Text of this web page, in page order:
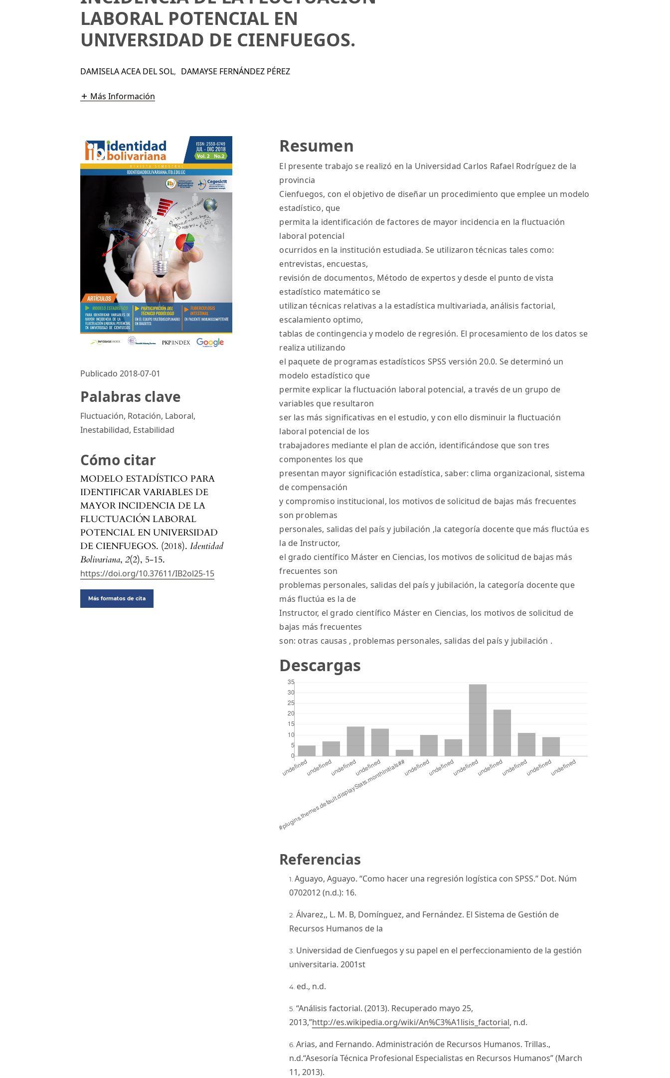
LABORAL POTENCIAL EN
UNIVERSIDAD DE CIENFUEGOS.
DAMISELA ACEA DEL SOL, DAMAYSE FERNÁNDEZ PÉREZ
Más Información
Publicado 2018-07-01
Palabras clave
Fluctuación, Rotación, Laboral,
Inestabilidad, Estabilidad
Cómo citar
MODELO ESTADÍSTICO PARA
IDENTIFICAR VARIABLES DE
MAYOR INCIDENCIA DE LA
FLUCTUACIÓN LABORAL
POTENCIAL EN UNIVERSIDAD
DE CIENFUEGOS. (2018).Identidad
Bolivariana,2(2), 5-15.
https://doi.org/10.37611/IB2ol25-15
Más formatos de cita
Resumen
El presente trabajo se realizó en la Universidad Carlos Rafael Rodríguez de la
provincia
Cienfuegos, con el objetivo de diseñar un procedimiento que emplee un modelo
estadístico, que
permita la identificación de factores de mayor incidencia en la fluctuación
laboral potencial
ocurridos en la institución estudiada. Se utilizaron técnicas tales como:
entrevistas, encuestas,
revisión de documentos, Método de expertos y desde el punto de vista
estadístico matemático se
utilizan técnicas relativas a la estadística multivariada, análisis factorial,
escalamiento optimo,
tablas de contingencia y modelo de regresión. El procesamiento de los datos se
realiza utilizando
el paquete de programas estadísticos SPSS versión 20.0. Se determinó un
modelo estadístico que
permite explicar la fluctuación laboral potencial, a través de un grupo de
variables que resultaron
ser las más significativas en el estudio, y con ello disminuir la fluctuación
laboral potencial de los
trabajadores mediante el plan de acción, identificándose que son tres
componentes los que
presentan mayor significación estadística, saber: clima organizacional, sistema
de compensación
y compromiso institucional, los motivos de solicitud de bajas más frecuentes
son problemas
personales, salidas del país y jubilación ,la categoría docente que más fluctúa es
la de Instructor,
el grado científico Máster en Ciencias, los motivos de solicitud de bajas más
frecuentes son
problemas personales, salidas del país y jubilación, la categoría docente que
más fluctúa es la de
Instructor, el grado científico Máster en Ciencias, los motivos de solicitud de
bajas más frecuentes
son: otras causas , problemas personales, salidas del país y jubilación .
Descargas
Referencias
Aguayo, Aguayo. “Como hacer una regresión logística con SPSS.” Dot. Núm
0702012 (n.d.): 16.
Álvarez,, L. M. B, Domínguez, and Fernández. El Sistema de Gestión de
Recursos Humanos de la
Universidad de Cienfuegos y su papel en el perfeccionamiento de la gestión
universitaria. 2001st
ed., n.d.
“Análisis factorial. (2013). Recuperado mayo 25,
2013,”http://es.wikipedia.org/wiki/An%C3%A1lisis_factorial, n.d.
Arias, and Fernando. Administración de Recursos Humanos. Trillas.,
n.d.“Asesoría Técnica Profesional Especialistas en Recursos Humanos” (March
11, 2013).